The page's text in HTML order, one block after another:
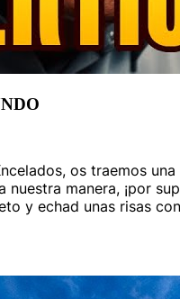
os traemos
manera, ¡por
y echad unas risas